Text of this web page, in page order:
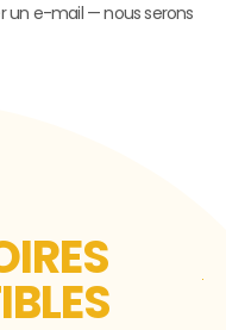
un e-mail — nous serons